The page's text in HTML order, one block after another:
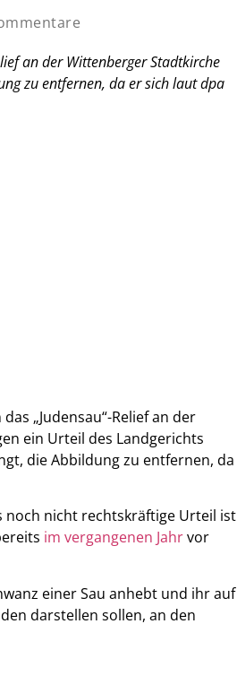
an der Wittenberger Stadtkirche
zu entfernen, da er sich laut dpa
„Judensau“-Relief an der
ein Urteil des Landgerichts
die Abbildung zu entfernen, da
noch nicht rechtskräftige Urteil ist
im vergangenen Jahrvor
einer Sau anhebt und ihr auf
darstellen sollen, an den